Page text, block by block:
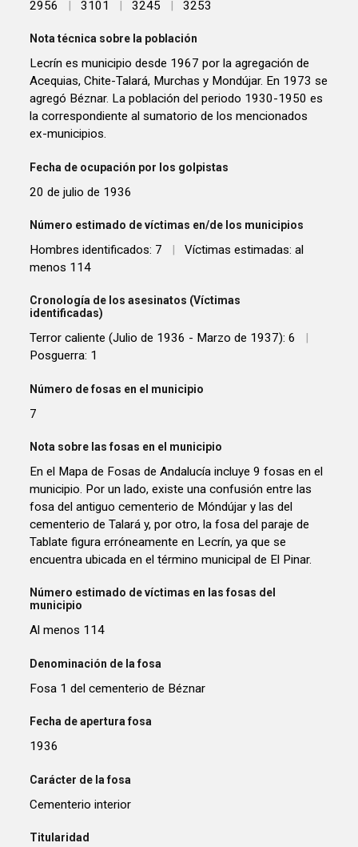
2956 | 3101 | 3245 | 3253
Nota técnica sobre la población
Lecrín es municipio desde 1967 por la agregación de
Acequias, Chite-Talará, Murchas y Mondújar. En 1973 se
agregó Béznar. La población del periodo 1930-1950 es
la correspondiente al sumatorio de los mencionados
ex-municipios.
Fecha de ocupación por los golpistas
20 de julio de 1936
Número estimado de víctimas en/de los municipios
Hombres identificados: 7 |
Víctimas estimadas: al
menos 114
Cronología de los asesinatos (Víctimas
identificadas)
Terror caliente (Julio de 1936 - Marzo de 1937): 6
|
Posguerra: 1
Número de fosas en el municipio
7
Nota sobre las fosas en el municipio
En el Mapa de Fosas de Andalucía incluye 9 fosas en el
municipio. Por un lado, existe una confusión entre las
fosa del antiguo cementerio de Móndújar y las del
cementerio de Talará y, por otro, la fosa del paraje de
Tablate figura erróneamente en Lecrín, ya que se
encuentra ubicada en el término municipal de El Pinar.
Número estimado de víctimas en las fosas del
municipio
Al menos 114
Denominación de la fosa
Fosa 1 del cementerio de Béznar
Fecha de apertura fosa
1936
Carácter de la fosa
Cementerio interior
Titularidad